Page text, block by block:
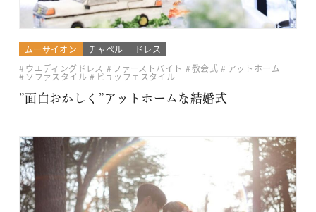
ムーサイオン チャペル
ドレス
ウエディングドレス
ファーストバイト 教会式 アットホーム
ソファスタイル
ビュッフェスタイル
”面白おかしく”アットホームな結婚式